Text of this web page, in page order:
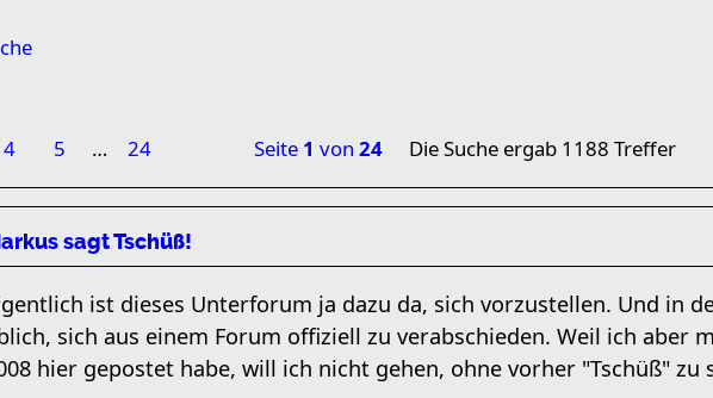
4 5 … 24 Seite 1 von 24 Die Suche ergab 1188 Treffer
sagt Tschüß!
ist dieses Unterforum ja dazu da, sich vorzustellen. Und in
sich aus einem Forum offiziell zu verabschieden. Weil ich aber
hier gepostet habe, will ich nicht gehen, ohne vorher "Tschüß" zu